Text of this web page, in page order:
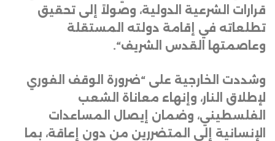
قرارات الشرعية الدولية، وصولاً إلى تحقيق
تطلعاته في إقامة دولته المستقلة
وعاصمتها القدس الشريف“.
وشددت الخارجية على “ضرورة الوقف الفوري
لإطلاق النار، وإنهاء معاناة الشعب
الفلسطيني، وضمان إيصال المساعدات
الإنسانية إلى المتضررين من دون إعاقة، بما